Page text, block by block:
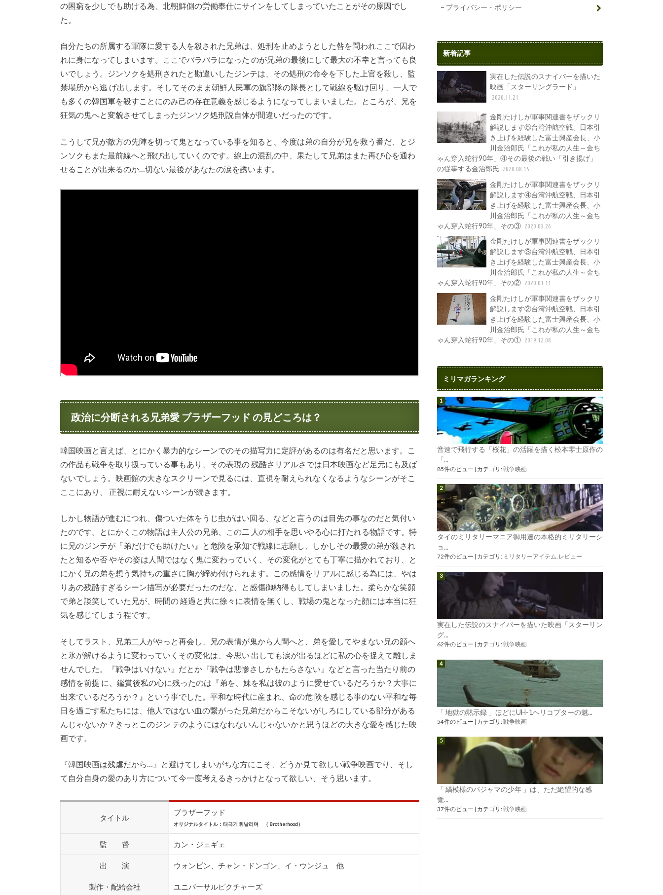
の困窮を少しでも助ける為、北朝鮮側の労働奉仕にサインをしてしまっていたことがその原因でし
た。
自分たちの所属する軍隊に愛する人を殺された兄弟は、処刑を止めようとした咎を問われここで囚わ
れに身になってしまいます。ここでバラバラになった のが兄弟の最後にして最大の不幸と言っても良
いでしょう。ジンソクを処刑されたと勘違いしたジンテは、その処刑の命令を下した上官を殺し、監
禁場所から逃 げ出します。そしてそのまま朝鮮人民軍の旗部隊の隊長として戦線を駆け回り、一人で
も多くの韓国軍を殺すことにのみ己の存在意義を感じるようになってしま いました。ところが、兄を
狂気の鬼へと変貌させてしまったジンソク処刑説自体が間違いだったのです。
こうして兄が敵方の先陣を切って鬼となっている事を知ると、今度は弟の自分が兄を救う番だ、とジ
ンソクもまた最前線へと飛び出していくのです。線上の混乱の中、果たして兄弟はまた再び心を通わ
せることが出来るのか…切ない最後があなたの涙を誘います。
政治に分断される兄弟愛 ブラザーフッド の見どころは？
韓国映画と言えば、とにかく暴力的なシーンでのその描写力に定評があるのは有名だと思います。こ
の作品も戦争を取り扱っている事もあり、その表現の 残酷さリアルさでは日本映画など足元にも及ば
ないでしょう。映画館の大きなスクリーンで見るには、直視を耐えられなくなるようなシーンがそこ
ここにあり、 正視に耐えないシーンが続きます。
しかし物語が進むにつれ、傷ついた体をうじ虫がはい回る、などと言うのは目先の事なのだと気付い
たのです。とにかくこの物語は主人公の兄弟、この二 人の相手を思いやる心に打たれる物語です。特
に兄のジンテが『弟だけでも助けたい』と危険を承知で戦線に志願し、しかしその最愛の弟が殺され
たと知るや否 やその姿は人間ではなく鬼に変わっていく、その変化がとても丁寧に描かれており、と
にかく兄の弟を想う気持ちの重さに胸が締め付けられます。この感情をリ アルに感じる為には、やは
りあの残酷すぎるシーン描写が必要だったのだな、と感傷御納得もしてしまいました。柔らかな笑顔
で弟と談笑していた兄が、時間の 経過と共に徐々に表情を無くし、戦場の鬼となった顔には本当に狂
気を感じてしまう程です。
そしてラスト、兄弟二人がやっと再会し、兄の表情が鬼から人間へと、弟を愛してやまない兄の顔へ
と氷が解けるように変わっていくその変化は、今思い 出しても涙が出るほどに私の心を捉えて離しま
せんでした。『戦争はいけない』だとか『戦争は悲惨さしかもたらさない』などと言った当たり前の
感情を前提 に、鑑賞後私の心に残ったのは『弟を、妹を私は彼のように愛せているだろうか？大事に
出来ているだろうか？』という事でした。平和な時代に産まれ、命の危 険を感じる事のない平和な毎
日を過ごす私たちには、他人ではない血の繋がった兄弟だからこそないがしろにしている部分がある
んじゃないか？きっとこのジン テのようにはなれないんじゃないかと思うほどの大きな愛を感じた映
画です。
『韓国映画は残虐だから…』と避けてしまいがちな方にこそ、どうか見て欲しい戦争映画でり、そし
て自分自身の愛のあり方について今一度考えるきっかけとなって欲しい、そう思います。
タイトル
ブラザーフッド
オリジナルタイトル：태극기 휘날리며 （ Brotherhood）
監 督 カン・ジェギェ
出 演 ウォンビン、チャン・ドンゴン、イ・ウンジュ 他
製作・配給会社 ユニバーサルピクチャーズ
プライバシー・ポリシー
新着記事
実在した伝説のスナイパーを描いた
映画「スターリングラード」
2020.11.21
金剛たけしが軍事関連書をザックリ
解説します⑤台湾沖航空戦、日本引
き上げを経験した富士興産会長、小
川金治郎氏「これが私の人生～金ち
ゃん穿入蛇行90年」④その最後の戦い「引き揚げ」
の従事する金治郎氏
2020.08.15
金剛たけしが軍事関連書をザックリ
解説します④台湾沖航空戦、日本引
き上げを経験した富士興産会長、小
川金治郎氏「これが私の人生～金ち
ゃん穿入蛇行90年」その③ 2020.03.26
金剛たけしが軍事関連書をザックリ
解説します③台湾沖航空戦、日本引
き上げを経験した富士興産会長、小
川金治郎氏「これが私の人生～金ち
ゃん穿入蛇行90年」その② 2020.01.11
金剛たけしが軍事関連書をザックリ
解説します②台湾沖航空戦、日本引
き上げを経験した富士興産会長、小
川金治郎氏「これが私の人生～金ち
ゃん穿入蛇行90年」その① 2019.12.08
ミリマガランキング
音速で飛行する「桜花」の活躍を描く松本零士原作の
「...
85件のビュー | カテゴリ: 戦争映画
タイのミリタリーマニア御用達の本格的ミリタリーシ
ョ...
72件のビュー カテゴリ: ミリタリーアイテム レビュー
実在した伝説のスナイパーを描いた映画「スターリン
グ...
62件のビュー | カテゴリ: 戦争映画
「 地獄の黙示録 」ほどにUH-1ヘリコプターの魅...
54件のビュー | カテゴリ: 戦争映画
「 縞模様のパジャマの少年 」は、ただ絶望的な感
覚...
37件のビュー カテゴリ: 戦争映画